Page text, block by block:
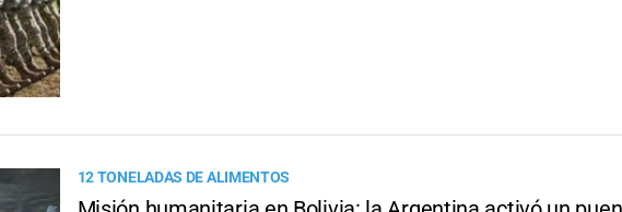
12 TONELADAS DE ALIMENTOS